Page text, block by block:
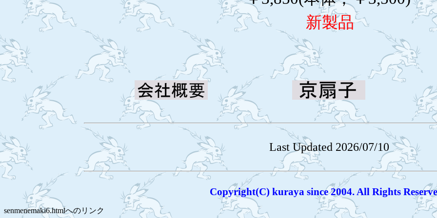
新製品
Last Updated 2026/07/10
Copyright(C) kuraya since 2004. All Rights
senmenemaki6.htmlへのリンク